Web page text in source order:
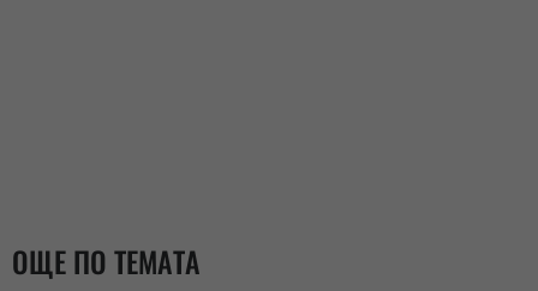
ОЩЕ ПО ТЕМАТА